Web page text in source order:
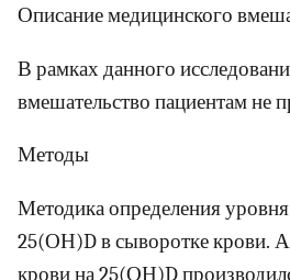
Описание медицинского
В рамках данного
вмешательство пациентам не
Методы
Методика определения уровня
25(ОН)D в сыворотке крови.
крови на 25(ОН)D